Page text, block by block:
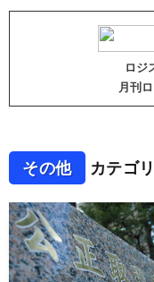
ロジ
月刊
その他 カテゴ